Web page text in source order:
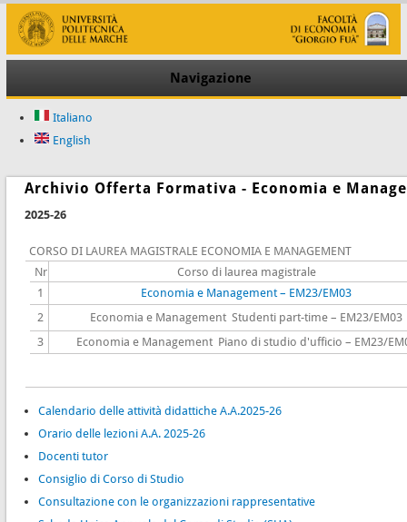
Navigazione
Italiano
English
Archivio Offerta Formativa - Economia e
2025-26
CORSO DI LAUREA MAGISTRALE ECONOMIA E MANAGEMENT
Nr
Corso di laurea magistrale
1
Economia e Management – EM23/EM03
2
Economia e Management Studenti part-time – EM23/EM03
3
Economia e Management Piano di studio d'ufficio – EM23/
Calendario delle attività didattiche A.A.2025-26
Orario delle lezioni A.A. 2025-26
Docenti tutor
Consiglio di Corso di Studio
Consultazione con le organizzazioni rappresentative